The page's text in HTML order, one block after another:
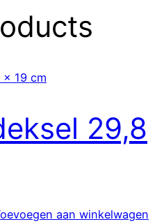
29,8
aan winkelwagen